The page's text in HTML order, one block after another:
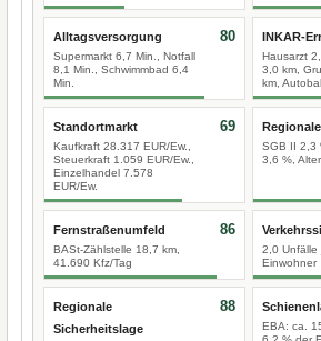
Alltagsversorgung
Supermarkt 6,7 Min., Notfall
8,1 Min., Schwimmbad 6,4
Min.
80 INKAR-
Hausarzt
3,0 km,
km,
Standortmarkt
Kaufkraft 28.317 EUR/Ew.,
Steuerkraft 1.059 EUR/Ew.,
Einzelhandel 7.578
EUR/Ew.
69
SGB II 2,3
3,6 %,
Fernstraßenumfeld
BASt-Zählstelle 18,7 km,
41.690 Kfz/Tag
86
2,0 Unfälle
Einwohner
Regionale
Sicherheitslage
88
EBA: ca.